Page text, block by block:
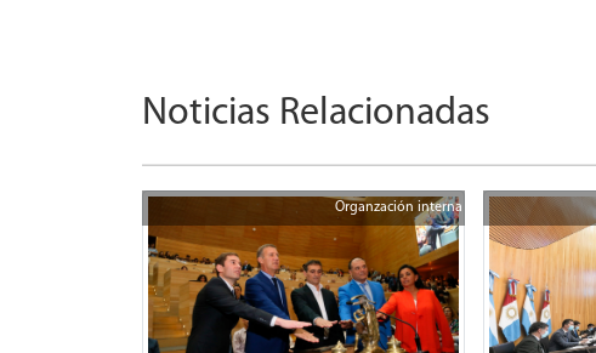
Noticias Relacionadas
Organzación interna